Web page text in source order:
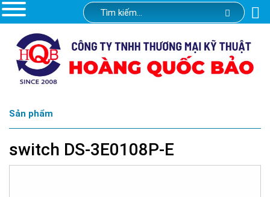
Sản phẩm
switch DS-3E0108P-E